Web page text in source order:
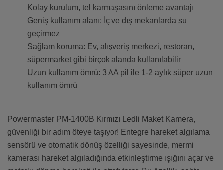
Kolay kurulum, tel karmaşasını önleme avantajı
Geniş kullanım alanı: İç ve dış mekanlarda su
geçirmez
Sağlam koruma: Ev, alışveriş merkezi, restoran,
süpermarket gibi birçok alanda kullanılabilir
Uzun kullanım ömrü: 3 AA pil ile 1-2 aylık süper uzun
kullanım ömrü
Powermaster PM-1400B Kırmızı Ledli Maket Kamera,
güvenliği bir adım öteye taşıyor! Entegre hareket algılama
sensörü ve otomatik dönüş özelliği sayesinde, mermi
kamerası hareket algıladığında etkinleştirme ışığını açar ve